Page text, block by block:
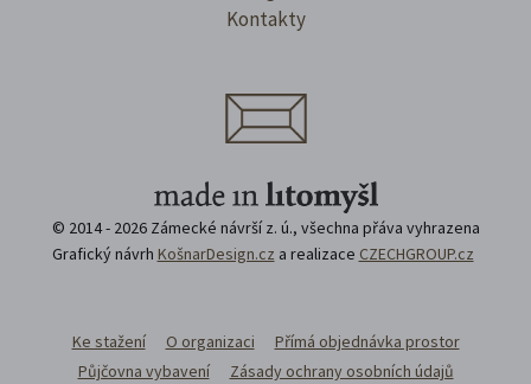
Kontakty
© 2014 - 2026 Zámecké návrší z. ú., všechna přáva vyhrazena
Grafický návrh KošnarDesign.cz a realizace CZECHGROUP.cz
Ke stažení O organizaci
Přímá objednávka prostor
Půjčovna vybavení
Zásady ochrany osobních údajů